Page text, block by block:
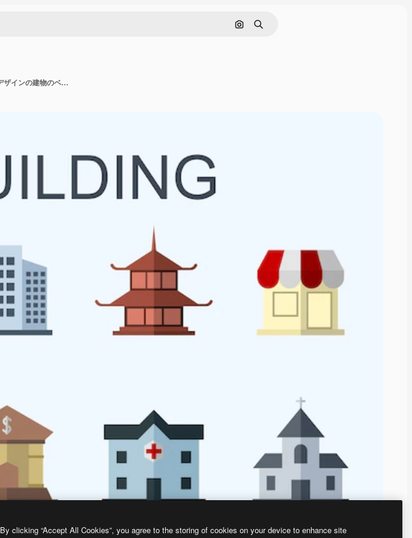
画像で検索
検索
建物のアイコンを設定 色の建物のアイコン バンドル フラット デザインの建物のベクトル
By clicking “Accept All Cookies”, you agree to the storing of cookies on your device to enhance site